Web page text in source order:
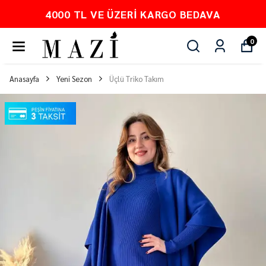
4000 TL VE ÜZERI KARGO BEDAVA
0
Anasayfa Yeni Sezon Üçlü Triko Takım